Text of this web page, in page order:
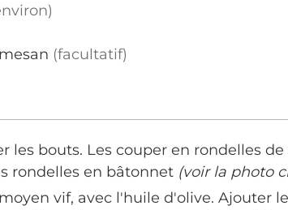
(facultatif)
les bouts. Les couper en rondelles
rondelles en bâtonnet (voir la photo
vif, avec l'huile d'olive. Ajouter